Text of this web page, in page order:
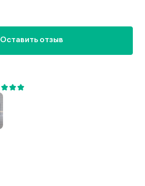
Оставить отзыв